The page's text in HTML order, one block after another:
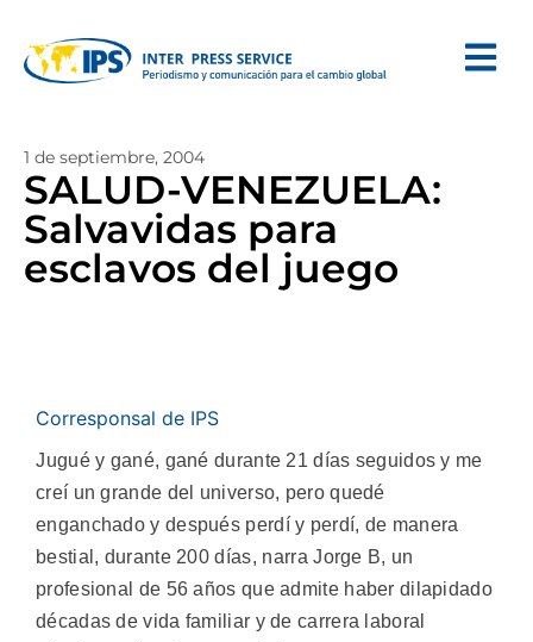
1 de septiembre, 2004
SALUD-VENEZUELA:
Salvavidas para
esclavos del juego
Corresponsal de IPS
Jugué y gané, gané durante 21 días seguidos y me
creí un grande del universo, pero quedé
enganchado y después perdí y perdí, de manera
bestial, durante 200 días, narra Jorge B, un
profesional de 56 años que admite haber dilapidado
décadas de vida familiar y de carrera laboral